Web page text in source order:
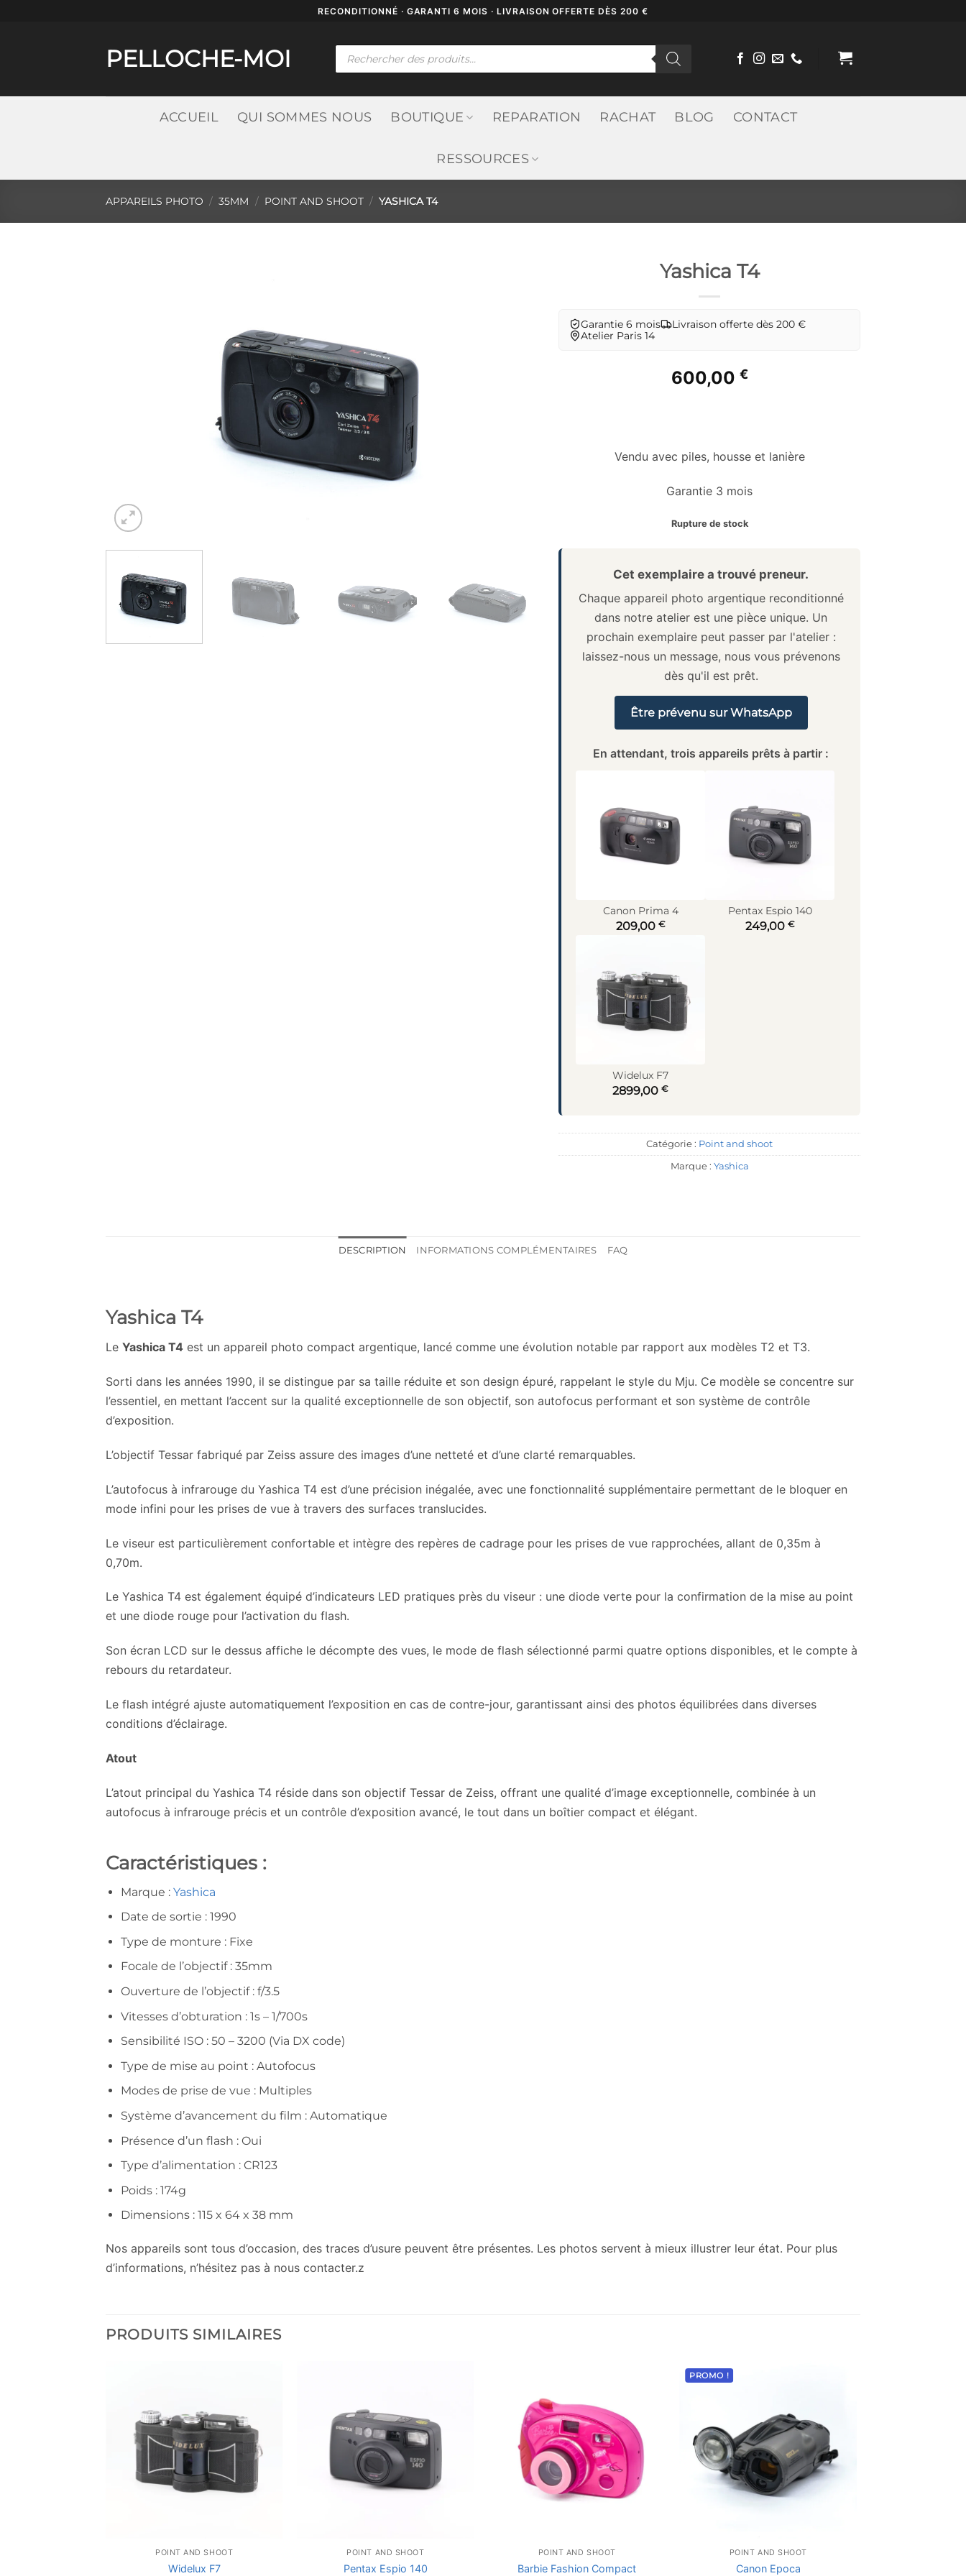
RECONDITIONNÉ · GARANTI 6 MOIS · LIVRAISON OFFERTE DÈS 200 €
PELLOCHE-MOI
Recherche
ACCUEIL QUI SOMMES NOUS BOUTIQUE REPARATION RACHAT BLOG CONTACT
RESSOURCES
APPAREILS PHOTO / 35MM / POINT AND SHOOT / YASHICA T4
Yashica T4
Garantie 6 mois
Livraison offerte dès 200 €
Atelier Paris 14
600,00 €
Vendu avec piles, housse et lanière
Garantie 3 mois
Rupture de stock
Cet exemplaire a trouvé preneur.
Chaque appareil photo argentique reconditionné
dans notre atelier est une pièce unique. Un
prochain exemplaire peut passer par l'atelier :
laissez-nous un message, nous vous prévenons
dès qu'il est prêt.
Être prévenu sur WhatsApp
En attendant, trois appareils prêts à partir :
Canon Prima 4
209,00 €
Pentax Espio 140
249,00 €
Widelux F7
2899,00 €
Catégorie : Point and shoot
Marque : Yashica
DESCRIPTION INFORMATIONS COMPLÉMENTAIRES FAQ
Yashica T4
Le Yashica T4 est un appareil photo compact argentique, lancé comme une évolution notable par rapport aux modèles T2 et T3.
Sorti dans les années 1990, il se distingue par sa taille réduite et son design épuré, rappelant le style du Mju. Ce modèle se concentre sur
l’essentiel, en mettant l’accent sur la qualité exceptionnelle de son objectif, son autofocus performant et son système de contrôle
d’exposition.
L’objectif Tessar fabriqué par Zeiss assure des images d’une netteté et d’une clarté remarquables.
L’autofocus à infrarouge du Yashica T4 est d’une précision inégalée, avec une fonctionnalité supplémentaire permettant de le bloquer en
mode infini pour les prises de vue à travers des surfaces translucides.
Le viseur est particulièrement confortable et intègre des repères de cadrage pour les prises de vue rapprochées, allant de 0,35m à
0,70m.
Le Yashica T4 est également équipé d’indicateurs LED pratiques près du viseur : une diode verte pour la confirmation de la mise au point
et une diode rouge pour l’activation du flash.
Son écran LCD sur le dessus affiche le décompte des vues, le mode de flash sélectionné parmi quatre options disponibles, et le compte à
rebours du retardateur.
Le flash intégré ajuste automatiquement l’exposition en cas de contre-jour, garantissant ainsi des photos équilibrées dans diverses
conditions d’éclairage.
Atout
L’atout principal du Yashica T4 réside dans son objectif Tessar de Zeiss, offrant une qualité d’image exceptionnelle, combinée à un
autofocus à infrarouge précis et un contrôle d’exposition avancé, le tout dans un boîtier compact et élégant.
Caractéristiques :
Marque : Yashica
Date de sortie : 1990
Type de monture : Fixe
Focale de l’objectif : 35mm
Ouverture de l’objectif : f/3.5
Vitesses d’obturation : 1s – 1/700s
Sensibilité ISO : 50 – 3200 (Via DX code)
Type de mise au point : Autofocus
Modes de prise de vue : Multiples
Système d’avancement du film : Automatique
Présence d’un flash : Oui
Type d’alimentation : CR123
Poids : 174g
Dimensions : 115 x 64 x 38 mm
Nos appareils sont tous d’occasion, des traces d’usure peuvent être présentes. Les photos servent à mieux illustrer leur état. Pour plus
d’informations, n’hésitez pas à nous contacter.z
PRODUITS SIMILAIRES
POINT AND SHOOT
Widelux F7
POINT AND SHOOT
Pentax Espio 140
POINT AND SHOOT
Barbie Fashion Compact
PROMO !
POINT AND SHOOT
Canon Epoca